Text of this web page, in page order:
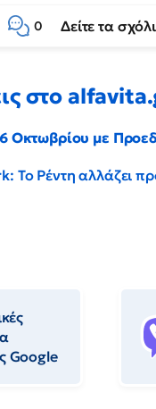
0 Δείτε τα
στο
Οκτωβρίου με
Το Ρέντη αλλάζει
Google